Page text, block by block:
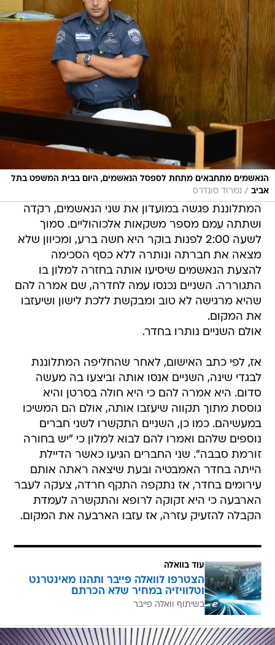
הנאשמים מתחבאים מתחת לספסל הנאשמים, היום בבית המשפט בתל
אביב / נמרוד סונדרס
המתלוננת פגשה במועדון את שני הנאשמים, רקדה
ושתתה עמם מספר משקאות אלכוהוליים. סמוך
לשעה 2:00 לפנות בוקר היא חשה ברע, ומכיוון שלא
מצאה את חברתה ונותרה ללא כסף הסכימה
להצעת הנאשמים שיסיעו אותה בחזרה למלון בו
התגוררה. השניים נכנסו עמה לחדרה, שם אמרה להם
שהיא מרגישה לא טוב ומבקשת ללכת לישון ושיעזבו
את המקום.
אולם השניים נותרו בחדר.
אז, לפי כתב האישום, לאחר שהחליפה המתלוננת
לבגדי שינה, השניים אנסו אותה וביצעו בה מעשה
סדום. היא אמרה להם כי היא חולה בסרטן והיא
גוססת מתוך תקווה שיעזבו אותה, אולם הם המשיכו
במעשיהם. כמו כן, השניים התקשרו לשני חברים
נוספים שלהם ואמרו להם לבוא למלון כי "יש בחורה
זורמת סבבה". שני החברים הגיעו כאשר הדיילת
הייתה בחדר האמבטיה ובעת שיצאה ראתה אותם
עירומים בחדר, אז נתקפה התקף חרדה, צעקה לעבר
הארבעה כי היא זקוקה לרופא והתקשרה לעמדת
הקבלה להזעיק עזרה, אז עזבו הארבעה את המקום.
עוד בוואלה
הצטרפו לוואלה פייבר ותהנו מאינטרנט
וטלוויזיה במחיר שלא הכרתם
בשיתוף וואלה פייבר